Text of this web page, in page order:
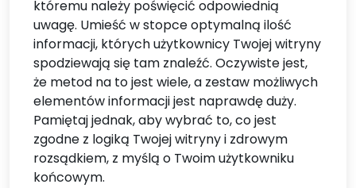
któremu należy poświęcić odpowiednią
uwagę. Umieść w stopce optymalną ilość
informacji, których użytkownicy Twojej witryny
spodziewają się tam znaleźć. Oczywiste jest,
że metod na to jest wiele, a zestaw możliwych
elementów informacji jest naprawdę duży.
Pamiętaj jednak, aby wybrać to, co jest
zgodne z logiką Twojej witryny i zdrowym
rozsądkiem, z myślą o Twoim użytkowniku
końcowym.